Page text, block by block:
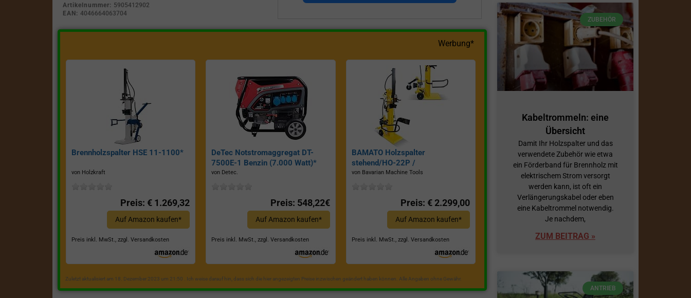
Artikelnummer: 5905412902
EAN: 4046664063704
Werbung*
Brennholzspalter HSE 11-1100*
von Holzkraft
Preis: € 1.269,32
Auf Amazon kaufen*
Preis inkl. MwSt., zzgl. Versandkosten
DeTec Notstromaggregat DT-
7500E-1 Benzin (7.000 Watt)*
von Detec.
Preis: 548,22€
Auf Amazon kaufen*
Preis inkl. MwSt., zzgl. Versandkosten
BAMATO Holzspalter
stehend/HO-22P /
Zapfwellenantrieb, Inkl.
von Bavarian Machine Tools
Preis: € 2.299,00
Auf Amazon kaufen*
Preis inkl. MwSt., zzgl. Versandkosten
Zuletzt aktualisiert am 18. Dezember 2023 um 21:50 . Ich weise darauf hin, dass sich die hier angezeigten Preise inzwischen geändert haben können. Alle Angaben ohne Gewähr.
ZUBEHÖR
Kabeltrommeln: eine
Übersicht
Damit Ihr Holzspalter und das
verwendete Zubehör wie etwa
ein Förderband für Brennholz mit
elektrischem Strom versorgt
werden kann, ist oft ein
Verlängerungskabel oder eben
eine Kabeltrommel notwendig.
Je nachdem,
ZUM BEITRAG »
ANTRIEB